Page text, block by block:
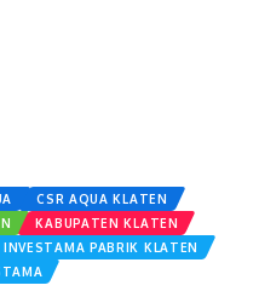
CSR AQUA KLATEN
KABUPATEN KLATEN
PABRIK KLATEN